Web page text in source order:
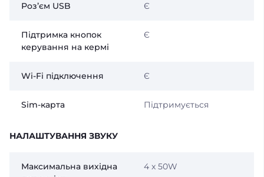
Розʼєм USB Є
Підтримка кнопок
керування на кермі
Є
Wi-Fi підключення Є
Sim-карта Підтримується
НАЛАШТУВАННЯ ЗВУКУ
Максимальна вихідна
4 x 50W